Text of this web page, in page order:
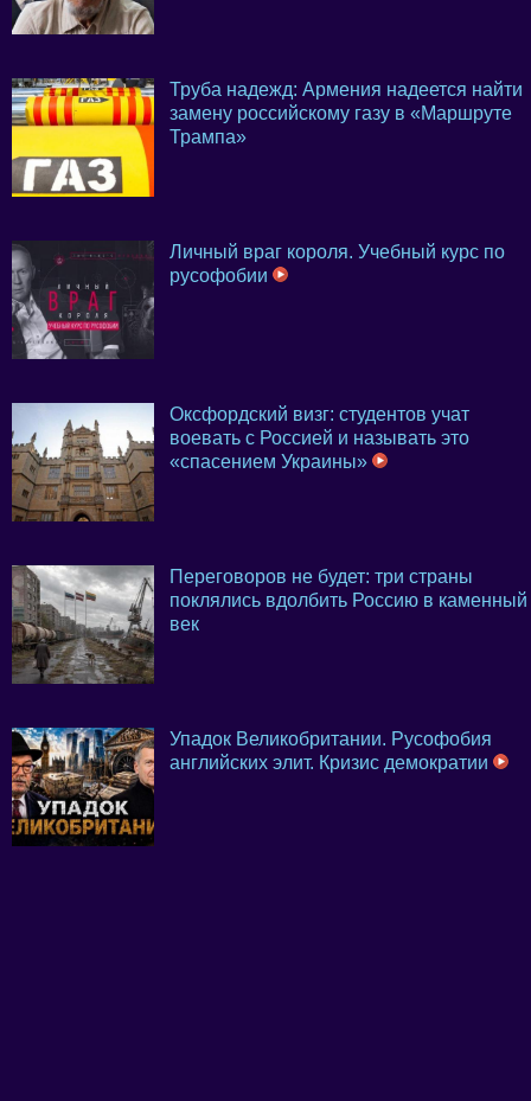
Труба надежд: Армения надеется найти
замену российскому газу в «Маршруте
Трампа»
Личный враг короля. Учебный курс по
русофобии
Оксфордский визг: студентов учат
воевать с Россией и называть это
«спасением Украины»
Переговоров не будет: три страны
поклялись вдолбить Россию в каменный
век
Упадок Великобритании. Русофобия
английских элит. Кризис демократии